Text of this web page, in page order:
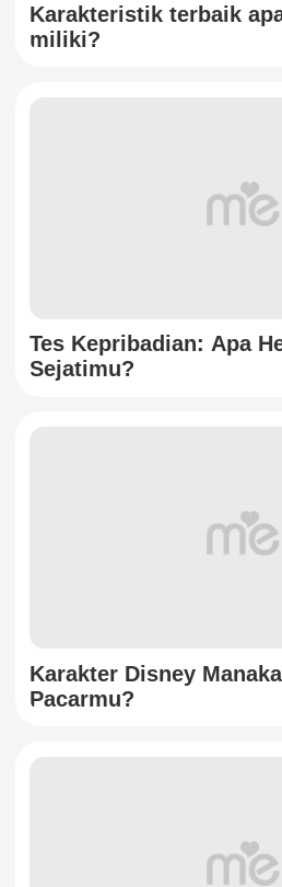
Karakteristik terbaik
miliki?
Tes Kepribadian: Apa
Sejatimu?
Karakter Disney
Pacarmu?